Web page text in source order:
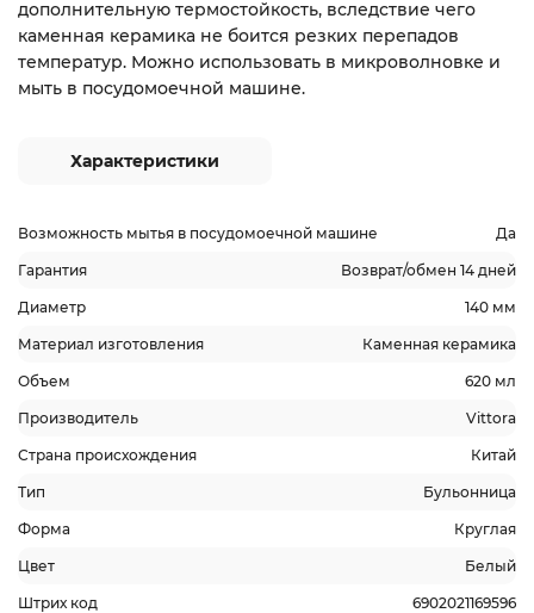
дополнительную термостойкость, вследствие чего
каменная керамика не боится резких перепадов
температур. Можно использовать в микроволновке и
мыть в посудомоечной машине.
Характеристики
Возможность мытья в посудомоечной машине Да
Гарантия Возврат/обмен 14 дней
Диаметр 140 мм
Материал изготовления Каменная керамика
Объем 620 мл
Производитель Vittora
Страна происхождения Китай
Тип Бульонница
Форма Круглая
Цвет Белый
Штрих код 6902021169596